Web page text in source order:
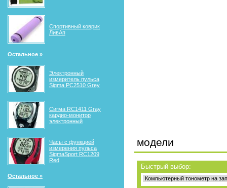
Спортивный коврик
ЛивАп
Остальное »
Электронный
измеритель пульса
Sigma PC2510 Grey
Сигма RС1411 Gray
кардио-монитор
электронный
Часы с функцией
измерения пульса
SigmaSport RC1209
Red
Остальное »
модели
Быстрый выбор: